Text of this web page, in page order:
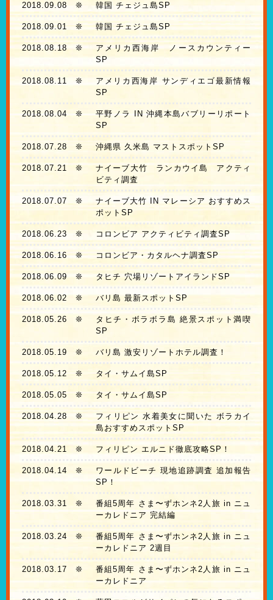
2018.09.08 ❊ 韓国 チェジュ島SP
2018.09.01 ❊ 韓国 チェジュ島SP
2018.08.18❊
アメリカ西海岸 ノースカウンティー
SP
2018.08.11 ❊
アメリカ西海岸 サンディエゴ最新情報
SP
2018.08.04❊
平野ノラ IN 沖縄本島バブリーリポート
SP
2018.07.28 ❊ 沖縄県 久米島 マストスポットSP
2018.07.21 ❊
ナイーブ大竹 ランカウイ島 アクティ
ビティ調査
2018.07.07 ❊
ナイーブ大竹 IN マレーシア おすすめス
ポットSP
2018.06.23 ❊ コロンビア アクティビティ調査SP
2018.06.16❊ コロンビア・カタルヘナ調査SP
2018.06.09 ❊ タヒチ 穴場リゾートアイランドSP
2018.06.02 ❊ バリ島 最新スポットSP
2018.05.26 ❊
タヒチ・ボラボラ島 絶景スポット満喫
SP
2018.05.19 ❊ バリ島 激安リゾートホテル調査！
2018.05.12 ❊ タイ・サムイ島SP
2018.05.05 ❊ タイ・サムイ島SP
2018.04.28 ❊
フィリピン 水着美女に聞いた ボラカイ
島おすすめスポットSP
2018.04.21 ❊ フィリピン エルニド徹底攻略SP！
2018.04.14 ❊
ワールドビーチ 現地追跡調査 追加報告
SP！
2018.03.31 ❊
番組5周年 さま〜ずホンネ2人旅 in ニュ
ーカレドニア 完結編
2018.03.24 ❊
番組5周年 さま〜ずホンネ2人旅 in ニュ
ーカレドニア 2週目
2018.03.17 ❊
番組5周年 さま〜ずホンネ2人旅 in ニュ
ーカレドニア